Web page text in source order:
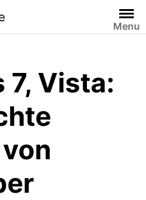
Menu
7, Vista: